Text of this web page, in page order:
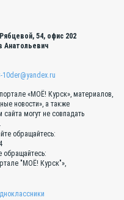
54, офис 202
Анатольевич
10der@yandex.ru
«МОЁ! Курск», материалов,
новости», а также
могут не совпадать
обращайтесь:
"МОЁ! Курск"»,